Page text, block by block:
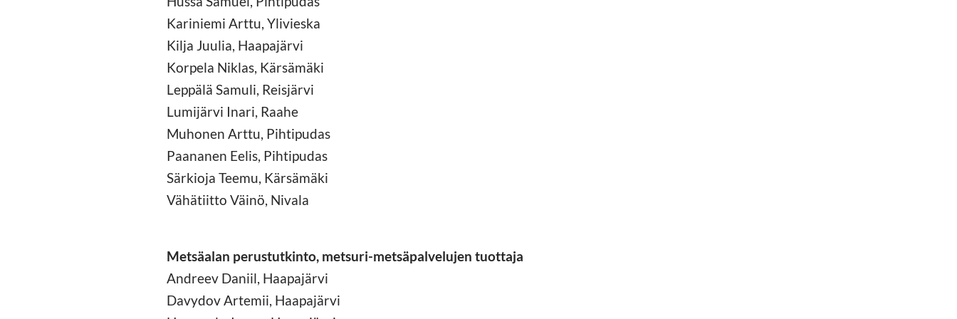
Kariniemi Arttu, Ylivieska
Kilja Juulia, Haapajärvi
Korpela Niklas, Kärsämäki
Leppälä Samuli, Reisjärvi
Lumijärvi Inari, Raahe
Muhonen Arttu, Pihtipudas
Paananen Eelis, Pihtipudas
Särkioja Teemu, Kärsämäki
Vähätiitto Väinö, Nivala
Metsäalan perustutkinto, metsuri-metsäpalvelujen tuottaja
Andreev Daniil, Haapajärvi
Davydov Artemii, Haapajärvi